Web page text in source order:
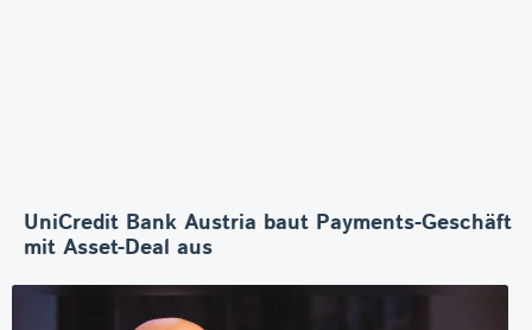
UniCredit Bank Austria baut Payments-Geschäft
mit Asset-Deal aus